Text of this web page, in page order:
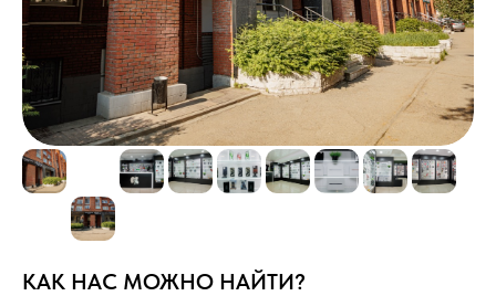
КАК НАС МОЖНО НАЙТИ?
Наша работа в цифрах